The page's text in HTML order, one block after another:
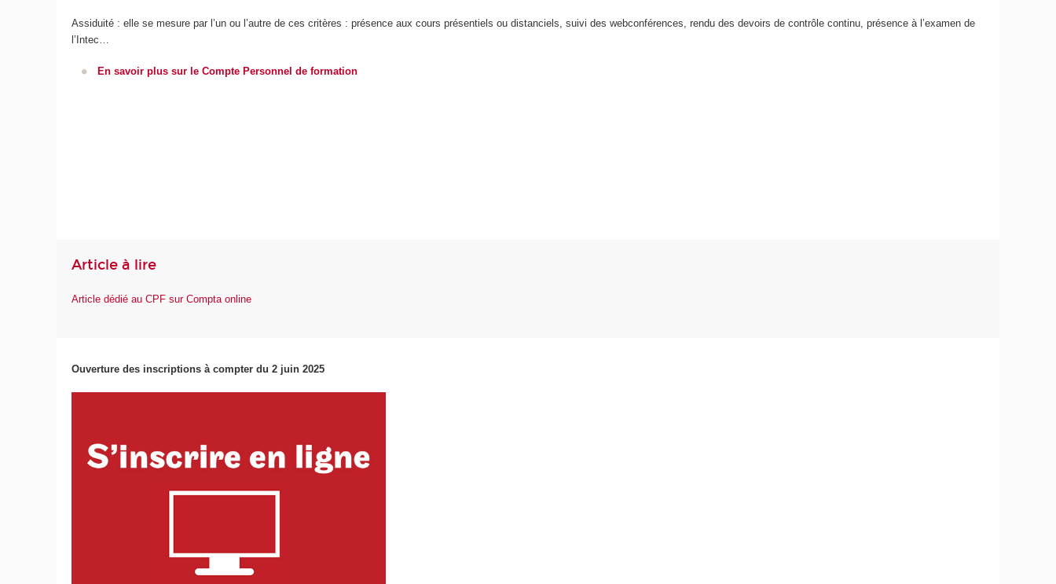
Assiduité : elle se mesure par l’un ou l’autre de ces critères : présence aux cours présentiels ou distanciels, suivi des webconférences, rendu des devoirs de contrôle continu, présence à l’examen de
l’Intec…
En savoir plus sur le Compte Personnel de formation
Article à lire
Article dédié au CPF sur Compta online
Ouverture des inscriptions à compter du 2 juin 2025